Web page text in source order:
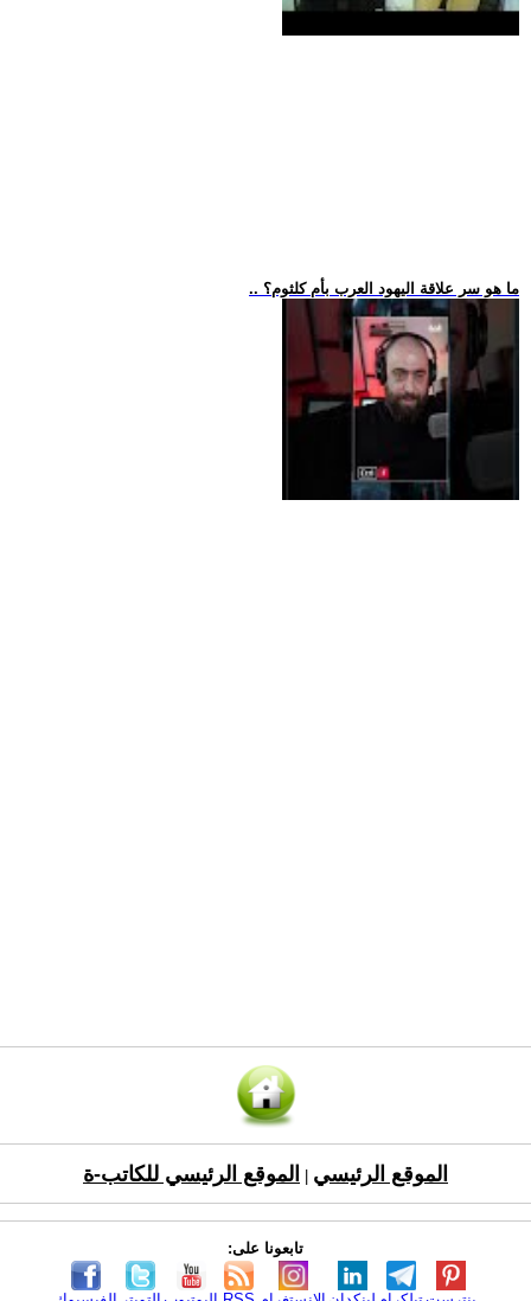
.. ما هو سر علاقة اليهود العرب بأم كلثوم؟
الموقع الرئيسي الموقع الرئيسي للكاتب-ة
تابعونا على: